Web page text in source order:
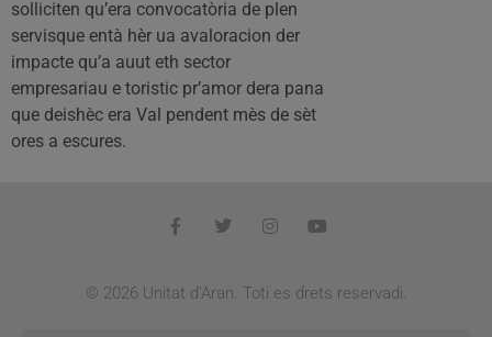
solliciten qu’era convocatòria de plen
servisque entà hèr ua avaloracion der
impacte qu’a auut eth sector
empresariau e toristic pr’amor dera pana
que deishèc era Val pendent mès de sèt
ores a escures.
© 2026 Unitat d'Aran. Toti es drets reservadi.